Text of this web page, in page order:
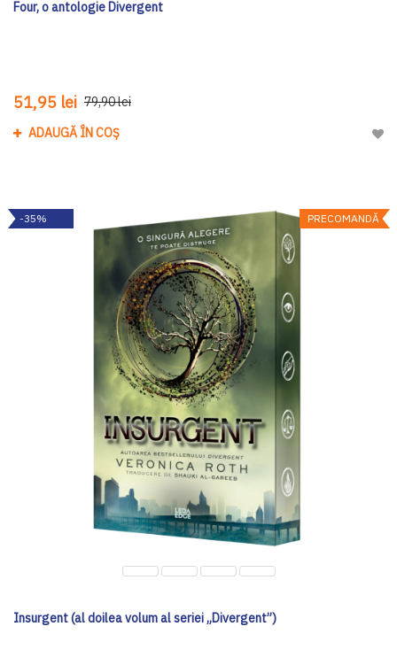
Four, o antologie Divergent
51,95 lei 79,90 lei
ADAUGĂ ÎN COȘ
PRECOMANDĂ
-35%
Insurgent (al doilea volum al seriei „Divergent”)